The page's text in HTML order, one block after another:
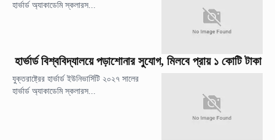
হার্ভার্ড অ্যাকাডেমি স্কলারস...
হার্ভার্ড বিশ্ববিদ্যালয়ে পড়াশোনার সুযোগ, মিলবে প্রায় ১ কোটি টাকা
যুক্তরাষ্ট্রের হার্ভার্ড ইউনিভার্সিটি ২০২৭ সালের
হার্ভার্ড অ্যাকাডেমি স্কলারস...